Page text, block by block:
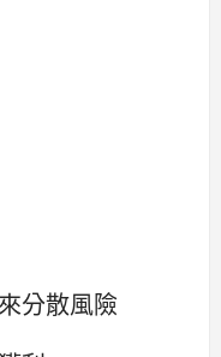
分散風險